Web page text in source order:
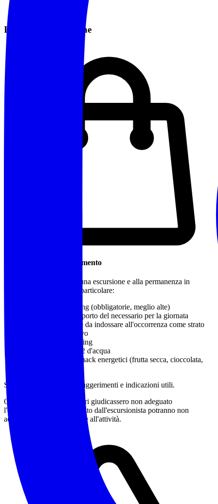
Informazioni Pratiche
Cosa Portare / Abbigliamento
Abbigliamento idoneo a una escursione e alla permanenza in
montagna o in natura, in particolare:
Calzature da trekking (obbligatorie, meglio alte)
Zaino adatto al trasporto del necessario per la giornata
Capo impermeabile da indossare all'occorrenza come strato
più esterno protettivo
Bastoncini da trekking
Almeno 1 litro e 1/2 d'acqua
Pranzo al sacco e snack energetici (frutta secca, cioccolata,
Sono a disposizione per suggerimenti e indicazioni utili.
Qualora gli accompagnatori giudicassero non adeguato
l'equipaggiamento posseduto dall'escursionista potranno non
accettarne la partecipazione all'attività.